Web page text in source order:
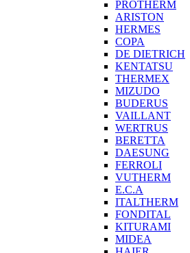
PROTHERM
ARISTON
HERMES
COPA
DE DIETRICH
KENTATSU
THERMEX
MIZUDO
BUDERUS
VAILLANT
WERTRUS
BERETTA
DAESUNG
FERROLI
VUTHERM
E.C.A
ITALTHERM
FONDITAL
KITURAMI
MIDEA